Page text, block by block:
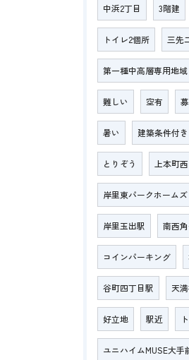
中浜2丁目 3階建
トイレ2個所 三先
第一種中高層専用地域
難しい 空有
暑い 建築条件付き
とりぞう 上本町西
岸里東パークホームズ
岸里玉出駅 南西
コインパーキング
谷町四丁目駅 天
好立地 駅近
ユニハイムMUSE大手